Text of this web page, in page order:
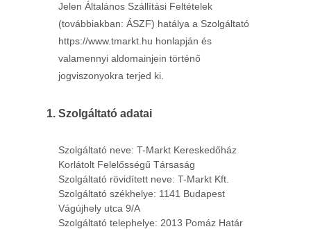
Jelen Általános Szállítási Feltételek
(továbbiakban: ÁSZF) hatálya a Szolgáltató
https://www.tmarkt.hu honlapján és
valamennyi aldomainjein történő
jogviszonyokra terjed ki.
Szolgáltató adatai
Szolgáltató neve: T-Markt Kereskedőház
Korlátolt Felelősségű Társaság
Szolgáltató rövidített neve: T-Markt Kft.
Szolgáltató székhelye: 1141 Budapest
Vágújhely utca 9/A
Szolgáltató telephelye: 2013 Pomáz Határ